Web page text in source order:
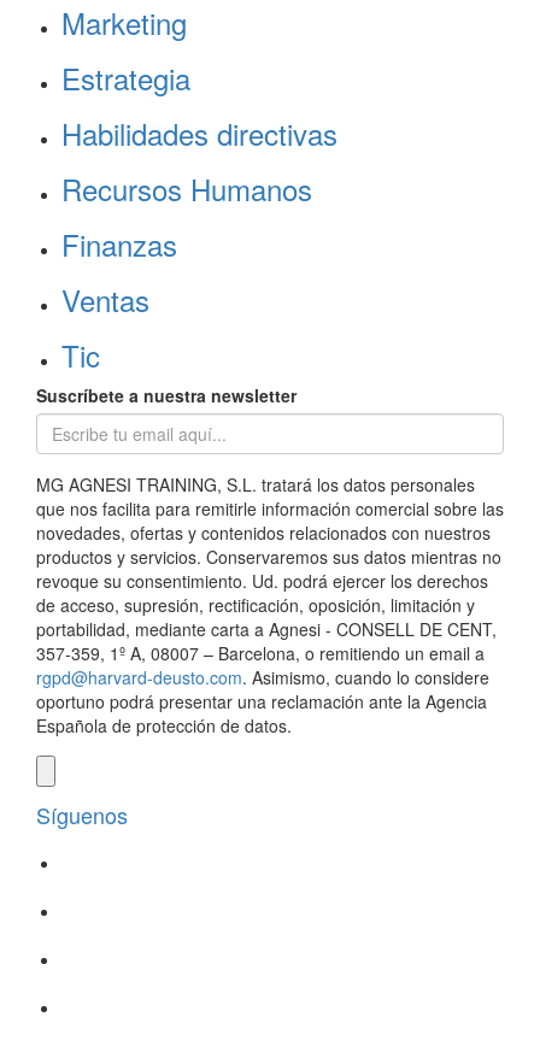
Marketing
Estrategia
Habilidades directivas
Recursos Humanos
Finanzas
Ventas
Tic
Suscríbete a nuestra newsletter
MG AGNESI TRAINING, S.L. tratará los datos personales
que nos facilita para remitirle información comercial sobre las
novedades, ofertas y contenidos relacionados con nuestros
productos y servicios. Conservaremos sus datos mientras no
revoque su consentimiento. Ud. podrá ejercer los derechos
de acceso, supresión, rectificación, oposición, limitación y
portabilidad, mediante carta a Agnesi - CONSELL DE CENT,
357-359, 1º A, 08007 – Barcelona, o remitiendo un email a
rgpd@harvard-deusto.com. Asimismo, cuando lo considere
oportuno podrá presentar una reclamación ante la Agencia
Española de protección de datos.
Síguenos